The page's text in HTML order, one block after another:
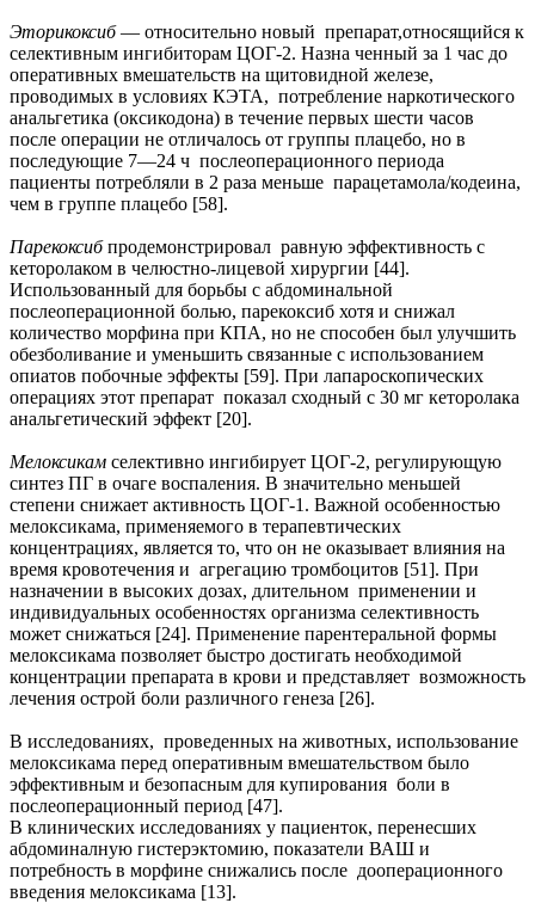
Эторикоксиб— относительно новый препарат,относящийся к
селективным ингибиторам ЦОГ-2. Назна ченный за 1 час до
оперативных вмешательств на щитовидной железе,
проводимых в условиях КЭТА, потребление наркотического
анальгетика (оксикодона) в течение первых шести часов
после операции не отличалось от группы плацебо, но в
последующие 7—24 ч послеоперационного периода
пациенты потребляли в 2 раза меньше парацетамола/кодеина,
чем в группе плацебо [58].
Парекоксибпродемонстрировал равную эффективность с
кеторолаком в челюстно-лицевой хирургии [44].
Использованный для борьбы с абдоминальной
послеоперационной болью, парекоксиб хотя и снижал
количество морфина при КПА, но не способен был улучшить
обезболивание и уменьшить связанные с использованием
опиатов побочные эффекты [59]. При лапароскопических
операциях этот препарат показал сходный с 30 мг кеторолака
анальгетический эффект [20].
Мелоксикам селективно ингибирует ЦОГ-2, регулирующую
синтез ПГ в очаге воспаления. В значительно меньшей
степени снижает активность ЦОГ-1. Важной особенностью
мелоксикама, применяемого в терапевтичеcких
концентрациях, является то, что он не оказывает влияния на
время кровотечения и агрегацию тромбоцитов [51]. При
назначении в высоких дозах, длительном применении и
индивидуальных особенностях организма селективность
может снижаться [24]. Применение парентеральной формы
мелоксикама позволяет быстро достигать необходимой
концентрации препарата в крови и представляет возможность
лечения острой боли различного генеза [26].
В исследованиях, проведенных на животных, использование
мелоксикама перед оперативным вмешательством было
эффективным и безопасным для купирования боли в
послеоперационный период [47].
В клинических исследованиях у пациенток, перенесших
абдоминалную гистерэктомию, показатели ВАШ и
потребность в морфине снижались после дооперационного
введения мелоксикама [13].